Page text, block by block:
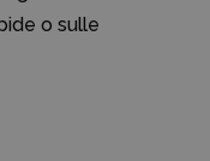
o sulle